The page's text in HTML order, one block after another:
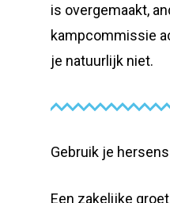
is overgemaakt,
kampcommissie
je natuurlijk niet.
Gebruik je
Een zakelijke